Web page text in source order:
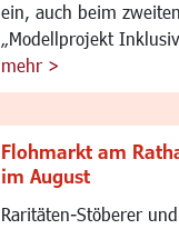
ein, auch beim
„Modellprojekt
mehr >
Flohmarkt am
im August
Raritäten-Stöberer und